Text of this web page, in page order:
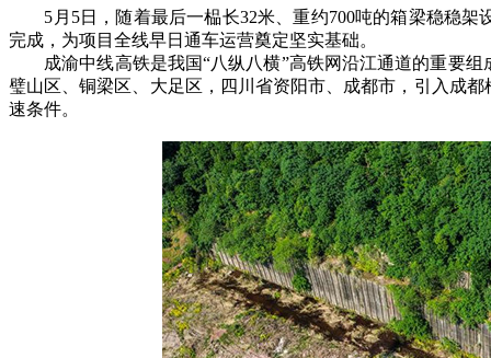
5月5日，随着最后一榀长32米、重约700吨的箱梁稳稳架
完成，为项目全线早日通车运营奠定坚实基础。
成渝中线高铁是我国“八纵八横”高铁网沿江通道的重要组
璧山区、铜梁区、大足区，四川省资阳市、成都市，引入成
速条件。